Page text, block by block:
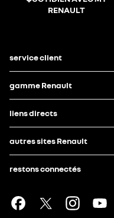
RENAULT
service client
gamme Renault
liens directs
autres sites Renault
restons connectés